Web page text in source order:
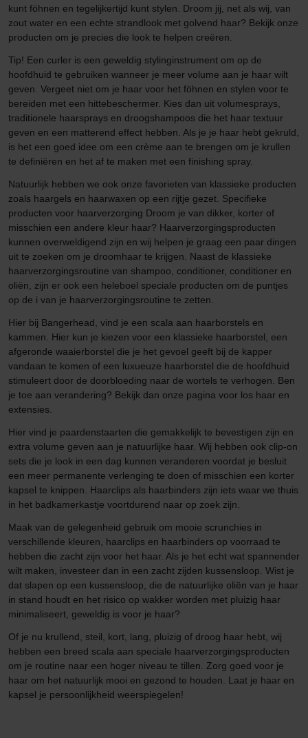
kunt föhnen en tegelijkertijd kunt stylen. Droom jij, net als wij, van
zout water en een echte strandlook met golvend haar? Bekijk onze
producten om je precies die look te helpen creëren.
Tip! Een curler is een geweldig stylinginstrument om op de
hoofdhuid te gebruiken wanneer je meer volume aan je haar wilt
geven. Vergeet niet om je haar voor het föhnen en stylen voor te
bereiden met een hittebeschermer. Kies dan uit volumesprays,
traditionele haarsprays en droogshampoos die het haar textuur
geven en een matterend effect hebben. Als je je haar hebt gekruld,
is het een goed idee om een crème aan te brengen om je krullen
te definiëren en het af te maken met een finishing spray.
Natuurlijk hebben we ook onze favorieten van klassieke producten
zoals haargels en haarwaxen op een rijtje gezet. Specifieke
producten voor haarverzorging Droom je van dikker, korter of
misschien een andere kleur haar? Haarverzorgingsproducten
kunnen overweldigend zijn en wij helpen je graag een paar dingen
uit te zoeken om je droomhaar te krijgen. Naast de klassieke
haarverzorgingsroutine van shampoo, conditioner, conditioner en
oliën, zijn er ook een heleboel speciale producten om de puntjes
op de i van je haarverzorgingsroutine te zetten.
Hier bij Bangerhead, vind je een scala aan haarborstels en
kammen. Hier kun je kiezen voor een klassieke haarborstel, een
afgeronde waaierborstel die je het gevoel geeft bij de kapper
vandaan te komen of een luxueuze haarborstel die de hoofdhuid
stimuleert door de doorbloeding naar de wortels te verhogen. Ben
je toe aan verandering? Bekijk dan onze pagina voor los haar en
extensies.
Hier vind je paardenstaarten die gemakkelijk te bevestigen zijn en
extra volume geven aan je natuurlijke haar. Wij hebben ook clip-on
sets die je look in een dag kunnen veranderen voordat je besluit
een meer permanente verlenging te doen of misschien een korter
kapsel te knippen. Haarclips als haarbinders zijn iets waar we thuis
in het badkamerkastje voortdurend naar op zoek zijn.
Maak van de gelegenheid gebruik om mooie scrunchies in
verschillende kleuren, haarclips en haarbinders op voorraad te
hebben die zacht zijn voor het haar. Als je het echt wat spannender
wilt maken, investeer dan in een zacht zijden kussensloop. Wist je
dat slapen op een kussensloop, die de natuurlijke oliën van je haar
in stand houdt en het risico op wakker worden met pluizig haar
minimaliseert, geweldig is voor je haar?
Of je nu krullend, steil, kort, lang, pluizig of droog haar hebt, wij
hebben een breed scala aan speciale haarverzorgingsproducten
om je routine naar een hoger niveau te tillen. Zorg goed voor je
haar om het natuurlijk mooi en gezond te houden. Laat je haar en
kapsel je persoonlijkheid weerspiegelen!